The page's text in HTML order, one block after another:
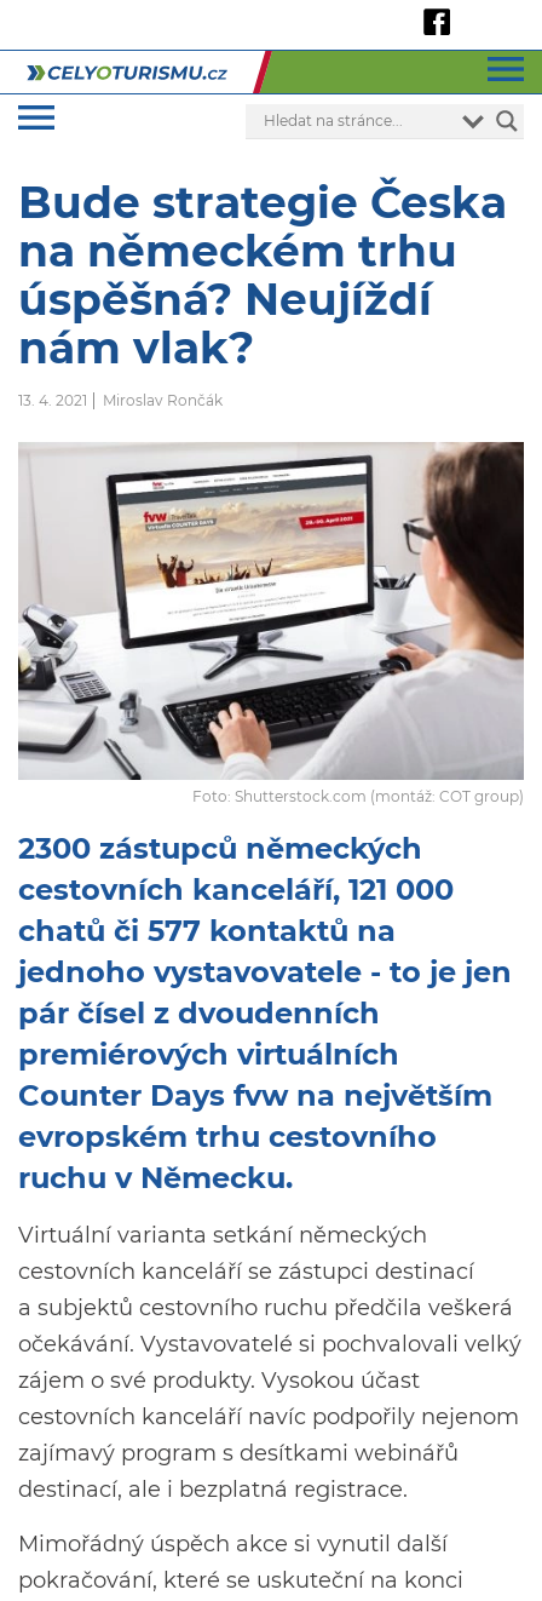
Bude strategie Česka
na německém trhu
úspěšná? Neujíždí
nám vlak?
13. 4. 2021 Miroslav Rončák
Foto: Shutterstock.com (montáž: COT group)
2300 zástupců německých
cestovních kanceláří, 121 000
chatů či 577 kontaktů na
jednoho vystavovatele - to je jen
pár čísel z dvoudenních
premiérových virtuálních
Counter Days fvw na největším
evropském trhu cestovního
ruchu v Německu.
Virtuální varianta setkání německých
cestovních kanceláří se zástupci destinací
a subjektů cestovního ruchu předčila veškerá
očekávání. Vystavovatelé si pochvalovali velký
zájem o své produkty. Vysokou účast
cestovních kanceláří navíc podpořily nejenom
zajímavý program s desítkami webinářů
destinací, ale i bezplatná registrace.
Mimořádný úspěch akce si vynutil další
pokračování, které se uskuteční na konci